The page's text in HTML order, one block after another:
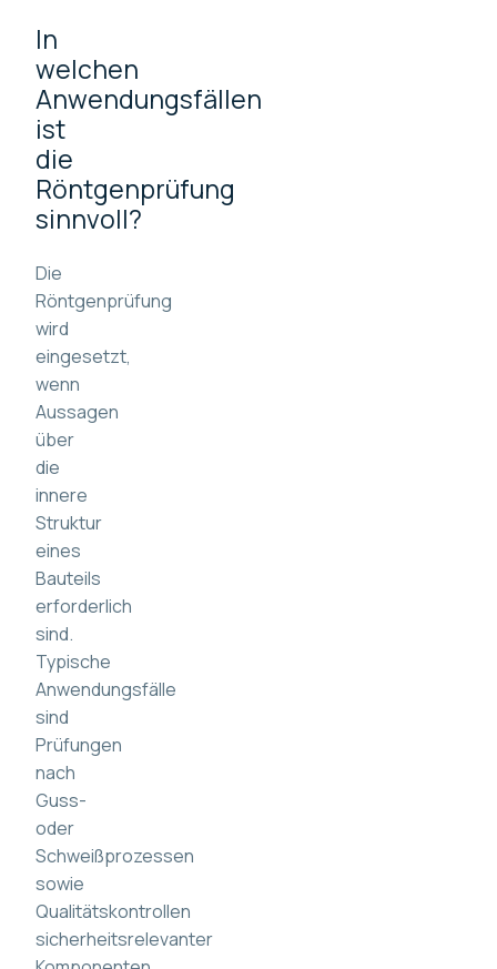
In
welchen
Anwendungsfällen
ist
die
Röntgenprüfung
sinnvoll?
Die
Röntgenprüfung
wird
eingesetzt,
wenn
Aussagen
über
die
innere
Struktur
eines
Bauteils
erforderlich
sind.
Typische
Anwendungsfälle
sind
Prüfungen
nach
Guss-
oder
Schweißprozessen
sowie
Qualitätskontrollen
sicherheitsrelevanter